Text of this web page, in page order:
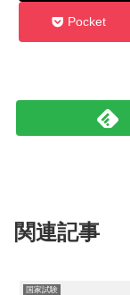
Pocket
関連記事
国家試験